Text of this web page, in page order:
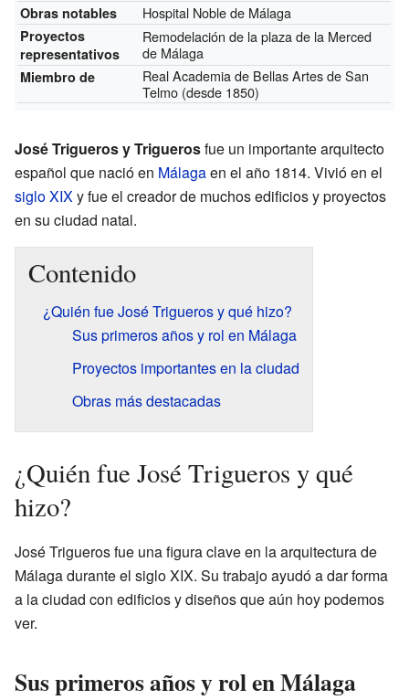
Obras notables Hospital Noble de Málaga
Proyectos
representativos
Remodelación de la plaza de la Merced
de Málaga
Miembro de
Real Academia de Bellas Artes de San
Telmo (desde 1850)
José Trigueros y Triguerosfue un importante arquitecto
español que nació en Málagaen el año 1814. Vivió en el
siglo XIXy fue el creador de muchos edificios y proyectos
en su ciudad natal.
Contenido
¿Quién fue José Trigueros y qué hizo?
Sus primeros años y rol en Málaga
Proyectos importantes en la ciudad
Obras más destacadas
¿Quién fue José Trigueros y qué
hizo?
José Trigueros fue una figura clave en la arquitectura de
Málaga durante el siglo XIX. Su trabajo ayudó a dar forma
a la ciudad con edificios y diseños que aún hoy podemos
ver.
Sus primeros años y rol en Málaga